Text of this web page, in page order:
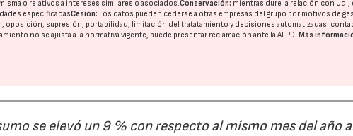
o relativos a intereses similares o asociados.Conservación: mientras dure la relación con Ud.,
especificadasCesión: Los datos pueden cederse a otras empresas del grupo por motivos de
oposición, supresión, portabilidad, limitación del tratatamiento y decisiones automatizadas:
no se ajusta a la normativa vigente, puede presentar reclamación ante laAEPD. Más
se elevó un 9 % con respecto al mismo mes del año